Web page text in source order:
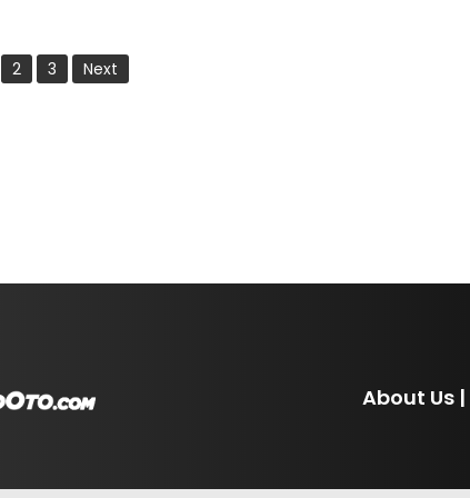
2 3 Next
About Us |